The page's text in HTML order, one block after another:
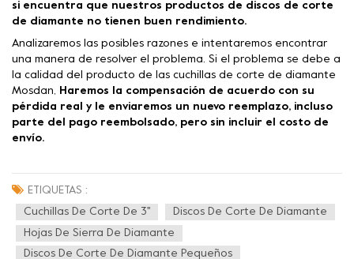
si encuentra que nuestros productos de discos de corte
de diamante no tienen buen rendimiento.
Analizaremos las posibles razones e intentaremos encontrar
una manera de resolver el problema. Si el problema se debe a
la calidad del producto de las cuchillas de corte de diamante
Mosdan, Haremos la compensación de acuerdo con su
pérdida real y le enviaremos un nuevo reemplazo, incluso
parte del pago reembolsado, pero sin incluir el costo de
envío.
ETIQUETAS :
Cuchillas De Corte De 3'' Discos De Corte De Diamante
Hojas De Sierra De Diamante
Discos De Corte De Diamante Pequeños